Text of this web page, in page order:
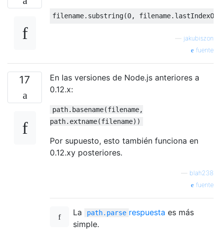
filename. substring(0, filename. lastIndexOf
jakubiszon
fuente
17
En las versiones de Node.js anteriores a
0.12.x:
path.basename(filename,
path.extname(filename))
Por supuesto, esto también funciona en
0.12.xy posteriores.
blah238
fuente
La path.parse respuesta es más
simple.